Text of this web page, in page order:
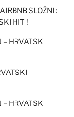
SLOŽNI :
HIT !
– HRVATSKI
– HRVATSKI